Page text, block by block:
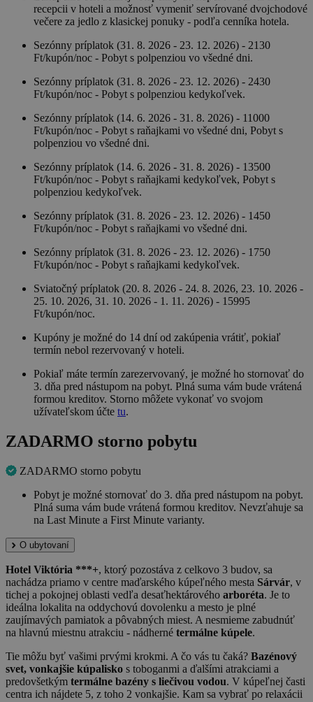
recepcii v hoteli a možnosť vymeniť servírované dvojchodové
večere za jedlo z klasickej ponuky - podľa cenníka hotela.
Sezónny príplatok (31. 8. 2026 - 23. 12. 2026) - 2130
Ft/kupón/noc - Pobyt s polpenziou vo všedné dni.
Sezónny príplatok (31. 8. 2026 - 23. 12. 2026) - 2430
Ft/kupón/noc - Pobyt s polpenziou kedykoľvek.
Sezónny príplatok (14. 6. 2026 - 31. 8. 2026) - 11000
Ft/kupón/noc - Pobyt s raňajkami vo všedné dni, Pobyt s
polpenziou vo všedné dni.
Sezónny príplatok (14. 6. 2026 - 31. 8. 2026) - 13500
Ft/kupón/noc - Pobyt s raňajkami kedykoľvek, Pobyt s
polpenziou kedykoľvek.
Sezónny príplatok (31. 8. 2026 - 23. 12. 2026) - 1450
Ft/kupón/noc - Pobyt s raňajkami vo všedné dni.
Sezónny príplatok (31. 8. 2026 - 23. 12. 2026) - 1750
Ft/kupón/noc - Pobyt s raňajkami kedykoľvek.
Sviatočný príplatok (20. 8. 2026 - 24. 8. 2026, 23. 10. 2026 -
25. 10. 2026, 31. 10. 2026 - 1. 11. 2026) - 15995
Ft/kupón/noc.
Kupóny je možné do 14 dní od zakúpenia vrátiť, pokiaľ
termín nebol rezervovaný v hoteli.
Pokiaľ máte termín zarezervovaný, je možné ho stornovať do
3. dňa pred nástupom na pobyt. Plná suma vám bude vrátená
formou kreditov. Storno môžete vykonať vo svojom
užívateľskom účte tu.
ZADARMO storno pobytu
ZADARMO storno pobytu
Pobyt je možné stornovať do 3. dňa pred nástupom na pobyt.
Plná suma vám bude vrátená formou kreditov. Nevzťahuje sa
na Last Minute a First Minute varianty.
O ubytovaní
Hotel Viktória ***+, ktorý pozostáva z celkovo 3 budov, sa
nachádza priamo v centre maďarského kúpeľného mesta Sárvár, v
tichej a pokojnej oblasti vedľa desaťhektárového arboréta. Je to
ideálna lokalita na oddychovú dovolenku a mesto je plné
zaujímavých pamiatok a pôvabných miest. A nesmieme zabudnúť
na hlavnú miestnu atrakciu - nádherné termálne kúpele.
Tie môžu byť vašimi prvými krokmi. A čo vás tu čaká? Bazénový
svet, vonkajšie kúpalisko s toboganmi a ďalšími atrakciami a
predovšetkým termálne bazény s liečivou vodou. V kúpeľnej časti
centra ich nájdete 5, z toho 2 vonkajšie. Kam sa vybrať po relaxácii